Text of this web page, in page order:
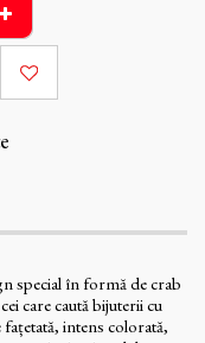
special în formă de crab
care caută bijuterii cu
fațetată, intens colorată,